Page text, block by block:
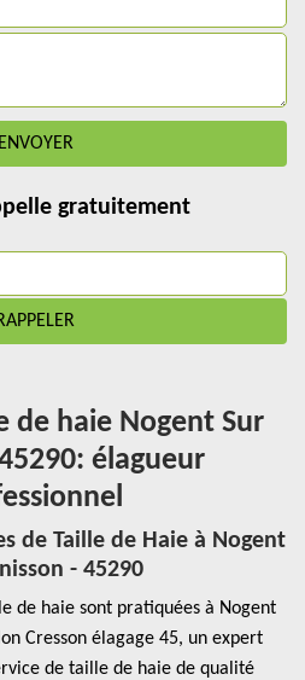
gratuitement
de haie Nogent Sur
élagueur
de Taille de Haie à Nogent
- 45290
de haie sont pratiquées à Nogent
Cresson élagage 45, un expert
de taille de haie de qualité